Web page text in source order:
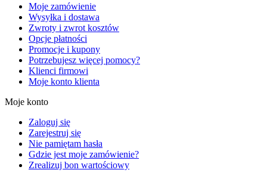
Moje zamówienie
Wysyłka i dostawa
Zwroty i zwrot kosztów
Opcje płatności
Promocje i kupony
Potrzebujesz więcej pomocy?
Klienci firmowi
Moje konto klienta
Moje konto
Zaloguj się
Zarejestruj się
Nie pamiętam hasła
Gdzie jest moje zamówienie?
Zrealizuj bon wartościowy